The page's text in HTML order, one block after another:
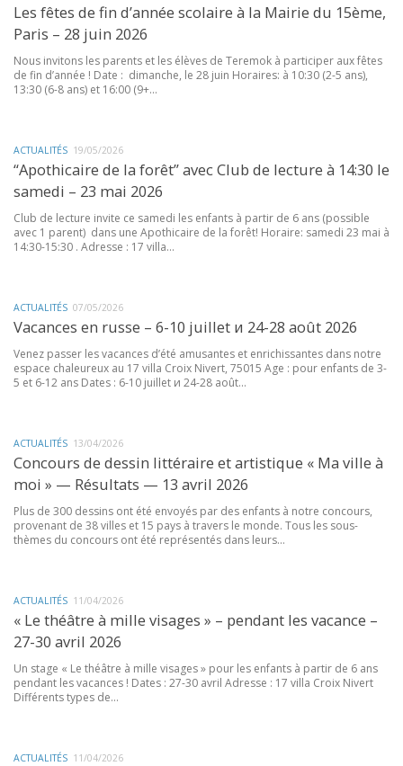
Les fêtes de fin d’année scolaire à la Mairie du 15ème,
Paris – 28 juin 2026
Nous invitons les parents et les élèves de Teremok à participer aux fêtes
de fin d’année ! Date : dimanche, le 28 juin Horaires: à 10:30 (2-5 ans),
13:30 (6-8 ans) et 16:00 (9+...
ACTUALITÉS 19/05/2026
“Apothicaire de la forêt” avec Club de lecture à 14:30 le
samedi – 23 mai 2026
Club de lecture invite ce samedi les enfants à partir de 6 ans (possible
avec 1 parent) dans une Apothicaire de la forêt! Horaire: samedi 23 mai à
14:30-15:30 . Adresse : 17 villa...
ACTUALITÉS 07/05/2026
Vacances en russe – 6-10 juillet и 24-28 août 2026
Venez passer les vacances d’été amusantes et enrichissantes dans notre
espace chaleureux au 17 villa Croix Nivert, 75015 Age : pour enfants de 3-
5 et 6-12 ans Dates : 6-10 juillet и 24-28 août...
ACTUALITÉS 13/04/2026
Concours de dessin littéraire et artistique « Ma ville à
moi » — Résultats — 13 avril 2026
Plus de 300 dessins ont été envoyés par des enfants à notre concours,
provenant de 38 villes et 15 pays à travers le monde. Tous les sous-
thèmes du concours ont été représentés dans leurs...
ACTUALITÉS 11/04/2026
« Le théâtre à mille visages » – pendant les vacance –
27-30 avril 2026
Un stage « Le théâtre à mille visages » pour les enfants à partir de 6 ans
pendant les vacances ! Dates : 27-30 avril Adresse : 17 villa Croix Nivert
Différents types de...
ACTUALITÉS 11/04/2026